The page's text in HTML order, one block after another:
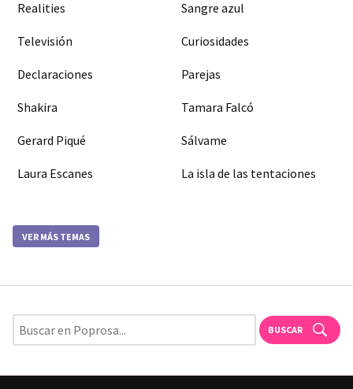
Realities Sangre azul
Televisión Curiosidades
Declaraciones Parejas
Shakira Tamara Falcó
Gerard Piqué Sálvame
Laura Escanes La isla de las tentaciones
VER MÁS TEMAS
BUSCAR